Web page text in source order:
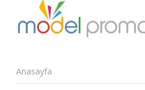
Anasayfa